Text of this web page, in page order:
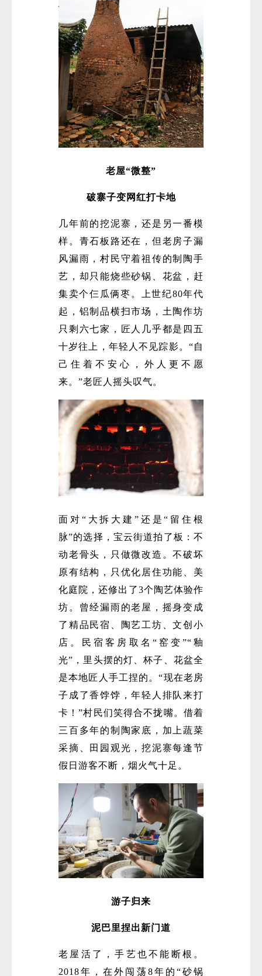
老屋“微整”
破寨子变网红打卡地
几年前的挖泥寨，还是另一番模
样。青石板路还在，但老房子漏
风漏雨，村民守着祖传的制陶手
艺，却只能烧些砂锅、花盆，赶
集卖个仨瓜俩枣。上世纪80年代
起，铝制品横扫市场，土陶作坊
只剩六七家，匠人几乎都是四五
十岁往上，年轻人不见踪影。“自
己住着不安心，外人更不愿
来。”老匠人摇头叹气。
面对“大拆大建”还是“留住根
脉”的选择，宝云街道拍了板：不
动老骨头，只做微改造。不破坏
原有结构，只优化居住功能、美
化庭院，还修出了3个陶艺体验作
坊。曾经漏雨的老屋，摇身变成
了精品民宿、陶艺工坊、文创小
店。民宿客房取名“窑变”“釉
光”，里头摆的灯、杯子、花盆全
是本地匠人手工捏的。“现在老房
子成了香饽饽，年轻人排队来打
卡！”村民们笑得合不拢嘴。借着
三百多年的制陶家底，加上蔬菜
采摘、田园观光，挖泥寨每逢节
假日游客不断，烟火气十足。
游子归来
泥巴里捏出新门道
老屋活了，手艺也不能断根。
2018年，在外闯荡8年的“砂锅